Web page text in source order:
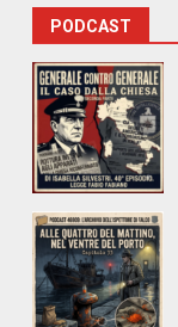
PODCAST